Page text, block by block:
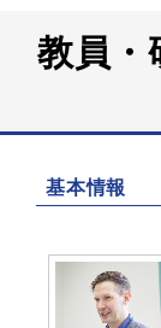
教員
基本情報